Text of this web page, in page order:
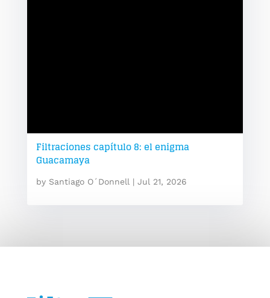
Filtraciones capítulo 8: el enigma
Guacamaya
by Santiago O´Donnell| Jul 21, 2026